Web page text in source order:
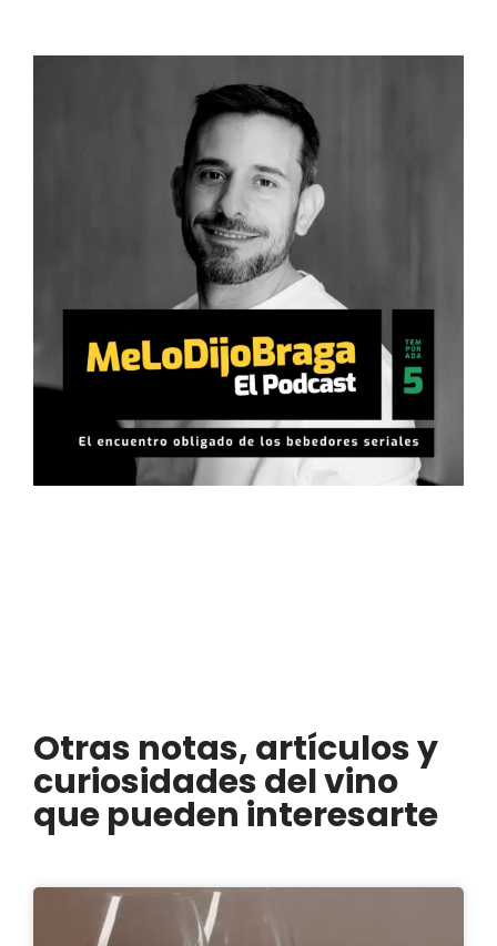
Otras notas, artículos y
curiosidades del vino
que pueden interesarte